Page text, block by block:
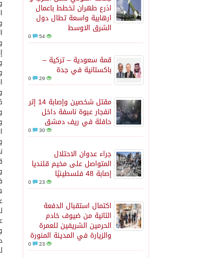
اذرع طهران تخطط باعمال
ارهابية واسعة تطال دول
الشرق الاوسط
54
قمة سعودية – تركية –
باكستانية في جدة
29
مقتل شخصين وإصابة 14 إثر
انفجار عبوة ناسفة داخل
حافلة في ريف دمشق
30
جراء عدوان الاحتلال
المتواصل على مخيم قلنديا
إصابة 48 فلسطينيًا
23
اكتمال استقبال الدفعة
الثانية من ضيوف خادم
الحرمين الشريفين للعمرة
والزيارة في المدينة المنورة
23